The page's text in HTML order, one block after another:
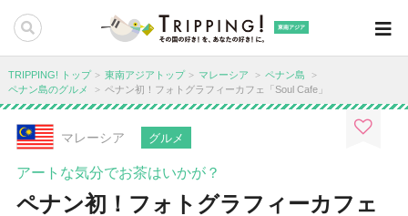
東南アジア
TRIPPING! トップ 東南アジアトップ マレーシア
ペナン島
ペナン島のグルメ
ペナン初！フォトグラフィーカフェ「Soul Cafe」
マレーシア グルメ
アートな気分でお茶はいかが？
ペナン初！フォトグラフィーカフェ